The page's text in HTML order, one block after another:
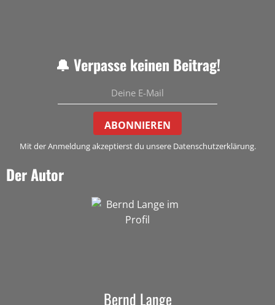
🔔 Verpasse keinen Beitrag!
ABONNIEREN
Mit der Anmeldung akzeptierst du unsere Datenschutzerklärung.
Der Autor
Bernd Lange